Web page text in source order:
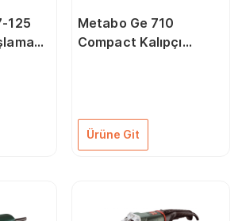
125
Metabo Ge 710
Compact Kalıpçı
Ürüne Git